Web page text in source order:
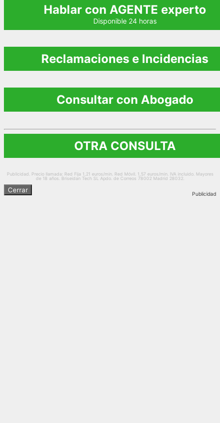
Hablar con AGENTE experto
Disponible 24 horas
Reclamaciones e Incidencias
Consultar con Abogado
OTRA CONSULTA
Publicidad. Precio llamada: Red Fija 1,21 euros/min. Red Móvil. 1,57 euros/min. IVA incluido. Mayores
de 18 años. Briseidan Tech SL Apdo. de Correos 78002 Madrid 28032.
Publicidad
Cerrar